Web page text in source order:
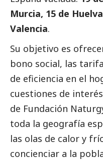
Murcia, 15 de
Valencia.
Su objetivo es
bono social, las
de eficiencia en el
cuestiones de
de Fundación
toda la geografía
las olas de calor y
concienciar a la